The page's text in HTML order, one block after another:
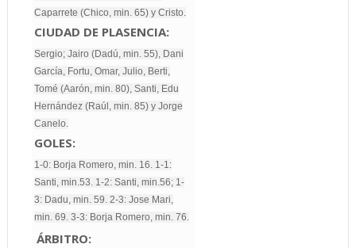
Caparrete (Chico, min. 65) y Cristo.
CIUDAD DE PLASENCIA:
Sergio; Jairo (Dadú, min. 55), Dani
García, Fortu, Omar, Julio, Berti,
Tomé (Aarón, min. 80), Santi, Edu
Hernández (Raúl, min. 85) y Jorge
Canelo.
GOLES:
1-0: Borja Romero, min. 16. 1-1:
Santi, min.53. 1-2: Santi, min.56; 1-
3: Dadu, min. 59. 2-3: Jose Mari,
min. 69. 3-3: Borja Romero, min. 76.
ÁRBITRO: